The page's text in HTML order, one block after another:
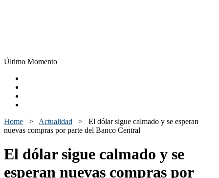
Último Momento
Home > Actualidad > El dólar sigue calmado y se esperan
nuevas compras por parte del Banco Central
El dólar sigue calmado y se
esperan nuevas compras por